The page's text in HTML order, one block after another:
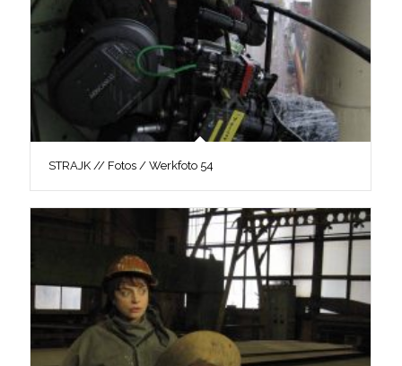
STRAJK // Fotos / Werkfoto 54